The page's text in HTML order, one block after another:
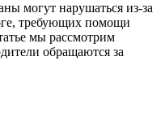
могут нарушаться из-за
требующих помощи
мы рассмотрим
обращаются за